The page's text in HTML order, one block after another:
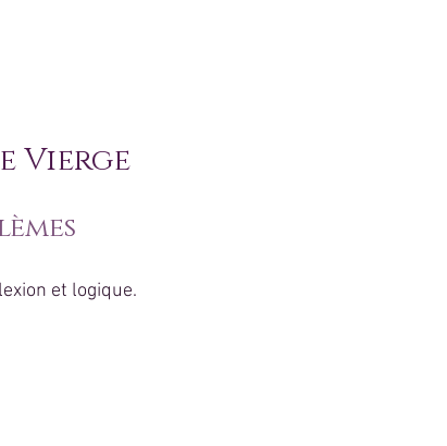
Vierge
et logique.